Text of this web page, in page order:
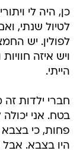
כן, היה לי
לטיול שנתי,
לפולין. יש
ויש איזה
הייתי.
חברי ילדות
בטח. אני
פחות, כי
היו בצבא. אבל